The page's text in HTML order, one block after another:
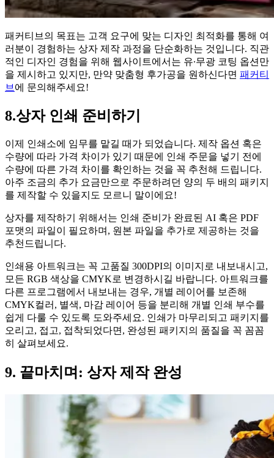
패커티브의 목표는 고객 요구에 맞는 디자인 최적화를 통해 여
러분이 경험하는 상자 제작 과정을 단순화하는 것입니다. 직관
적인 디자인 경험을 위해 웹사이트에서는 유∙무광 코팅 옵션만
을 제시하고 있지만, 만약 맞춤형 후가공을 원하신다면 패커티
브 에 문의해주세요!
8.상자 인쇄 준비하기
이제 인쇄소에 임무를 맡길 때가 되었습니다. 제작 옵션 혹은
수량에 따라 가격 차이가 있기 때문에 인쇄 주문을 넣기 전에
수량에 따른 가격 차이를 확인하는 것을 꼭 추천해 드립니다.
아주 조금의 추가 요금만으로 주문하려던 양의 두 배의 패키지
를 제작할 수 있을지도 모르니 말이에요!
상자를 제작하기 위해서는 인쇄 준비가 완료된 AI 혹은 PDF
포맷의 파일이 필요하며, 원본 파일을 추가로 제공하는 것을
추천드립니다.
인쇄용 아트워크는 꼭 고품질 300DPI의 이미지로 내보내시고,
모든 RGB 색상을 CMYK로 변경하시길 바랍니다. 아트워크를
다른 프로그램에서 내보내는 경우, 개별 레이어를 보존해
CMYK컬러, 별색, 마감 레이어 등을 분리해 개별 인쇄 부수를
쉽게 다룰 수 있도록 도와주세요. 인쇄가 마무리되고 패키지를
오리고, 접고, 접착되었다면, 완성된 패키지의 품질을 꼭 꼼꼼
히 살펴보세요.
9. 끝마치며: 상자 제작 완성